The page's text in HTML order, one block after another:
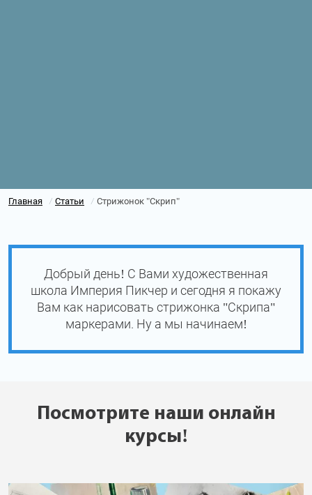
Главная / Статьи / Стрижонок "Скрип"
Добрый день! С Вами художественная
школа Империя Пикчер и сегодня я покажу
Вам как нарисовать стрижонка "Скрипа"
маркерами. Ну а мы начинаем!
Посмотрите наши онлайн
курсы!